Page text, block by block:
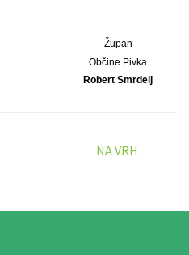
Župan
Občine Pivka
Robert Smrdelj
NA VRH